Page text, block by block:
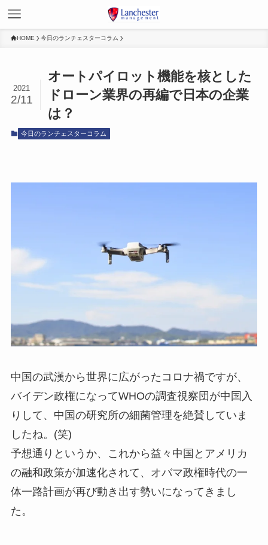
HOME 今日のランチェスターコラム
オートパイロット機能を核とした
ドローン業界の再編で日本の企業
は？
2021
2/11
今日のランチェスターコラム
中国の武漢から世界に広がったコロナ禍ですが、
バイデン政権になってWHOの調査視察団が中国入
りして、中国の研究所の細菌管理を絶賛していま
したね。(笑)
予想通りというか、これから益々中国とアメリカ
の融和政策が加速化されて、オバマ政権時代の一
体一路計画が再び動き出す勢いになってきまし
た。